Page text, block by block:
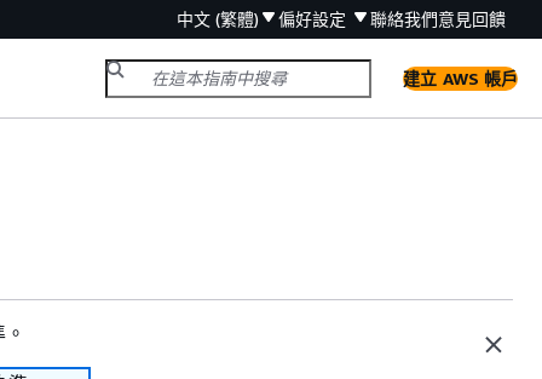
中文 (繁體) 偏好設定 聯絡我們意見回饋
建立 AWS 帳戶